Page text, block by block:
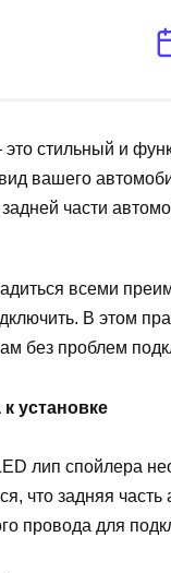
стильный и
вашего
части
всеми
В этом
без проблем
установке
лип спойлера
что задняя
провода для